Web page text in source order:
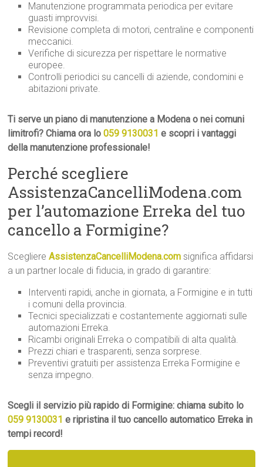
Manutenzione programmata periodica per evitare
guasti improvvisi.
Revisione completa di motori, centraline e componenti
meccanici.
Verifiche di sicurezza per rispettare le normative
europee.
Controlli periodici su cancelli di aziende, condomini e
abitazioni private.
Ti serve un piano di manutenzione a Modena o nei comuni
limitrofi? Chiama ora lo059 9130031 e scopri i vantaggi
della manutenzione professionale!
Perché scegliere
AssistenzaCancelliModena.com
per l’automazione Erreka del tuo
cancello a Formigine?
ScegliereAssistenzaCancelliModena.com significa affidarsi
a un partner locale di fiducia, in grado di garantire:
Interventi rapidi, anche in giornata, a Formigine e in tutti
i comuni della provincia.
Tecnici specializzati e costantemente aggiornati sulle
automazioni Erreka.
Ricambi originali Erreka o compatibili di alta qualità.
Prezzi chiari e trasparenti, senza sorprese.
Preventivi gratuiti per assistenza Erreka Formigine e
senza impegno.
Scegli il servizio più rapido di Formigine: chiama subito lo
059 9130031 e ripristina il tuo cancello automatico Erreka in
tempi record!